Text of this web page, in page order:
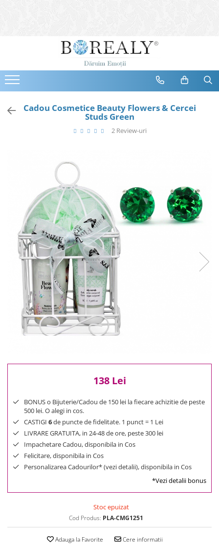
Bijuterii
Cercei
Bratari
Coliere
Bijuterii Femei
Bijuterii Mirese
Selectii
Reduceri
Cele mai noi
Cele mai vandute
Cele mai votate
Cu video
0 Lei - 100 Lei
100 Lei - 200 Lei
200 Lei - 300 Lei
1000 Lei +
Cadou Cosmetice Beauty Flowers & Cercei
Studs Green
2 Review-uri
138 Lei
BONUS o Bijuterie/Cadou de 150 lei la fiecare achizitie de peste
500 lei. O alegi in cos.
CASTIGI 6de puncte de fidelitate. 1 punct = 1 Lei
LIVRARE GRATUITA, in 24-48 de ore, peste 300 lei
Impachetare Cadou, disponibila in Cos
Felicitare, disponibila in Cos
Personalizarea Cadourilor* (vezi detalii), disponibila in Cos
*Vezi detalii bonus
Stoc epuizat
Cod Produs: PLA-CMG1251
Adauga la Favorite Cere informatii